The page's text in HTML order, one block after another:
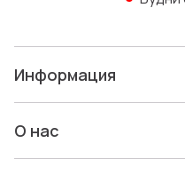
Информация
О нас